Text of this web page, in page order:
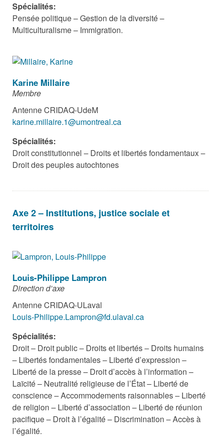
Spécialités:
Pensée politique – Gestion de la diversité –
Multiculturalisme – Immigration.
Karine Millaire
Membre
Antenne CRIDAQ-UdeM
karine.millaire.1@umontreal.ca
Spécialités:
Droit constitutionnel – Droits et libertés fondamentaux –
Droit des peuples autochtones
Axe 2 – Institutions, justice sociale et
territoires
Louis-Philippe Lampron
Direction d’axe
Antenne CRIDAQ-ULaval
Louis-Philippe.Lampron@fd.ulaval.ca
Spécialités:
Droit – Droit public – Droits et libertés – Droits humains
– Libertés fondamentales – Liberté d’expression –
Liberté de la presse – Droit d’accès à l’information –
Laïcité – Neutralité religieuse de l’État – Liberté de
conscience – Accommodements raisonnables – Liberté
de religion – Liberté d’association – Liberté de réunion
pacifique – Droit à l’égalité – Discrimination – Accès à
l’égalité.